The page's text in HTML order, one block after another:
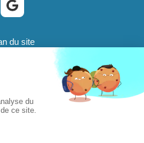
du site
Conseil sont des
déposées.
par Simplébo